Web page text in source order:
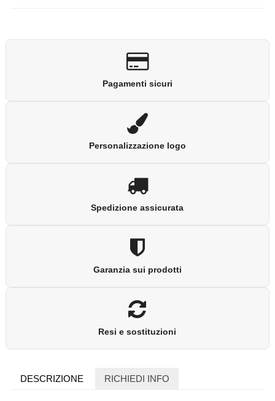
Pagamenti sicuri
Personalizzazione logo
Spedizione assicurata
Garanzia sui prodotti
Resi e sostituzioni
DESCRIZIONE RICHIEDI INFO